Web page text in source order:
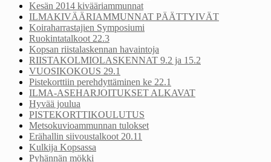
Kesän 2014 kivääriammunnat
ILMAKIVÄÄRIAMMUNNAT PÄÄTTYIVÄT
Koiraharrastajien Symposiumi
Ruokintatalkoot 22.3
Kopsan riistalaskennan havaintoja
RIISTAKOLMIOLASKENNAT 9.2 ja 15.2
VUOSIKOKOUS 29.1
Pistekorttiin perehdyttäminen ke 22.1
ILMA-ASEHARJOITUKSET ALKAVAT
Hyvää joulua
PISTEKORTTIKOULUTUS
Metsokuvioammunnan tulokset
Erähallin siivoustalkoot 20.11
Kulkija Kopsassa
Pyhännän mökki